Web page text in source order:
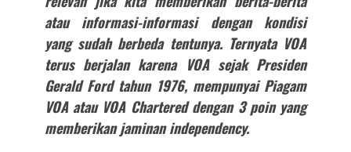
atau informasi-informasi dengan kondisi
yang sudah berbeda tentunya. Ternyata VOA
terus berjalan karena VOA sejak Presiden
Gerald Ford tahun 1976, mempunyai Piagam
VOA atau VOA Chartered dengan 3 poin yang
memberikan jaminan independency.